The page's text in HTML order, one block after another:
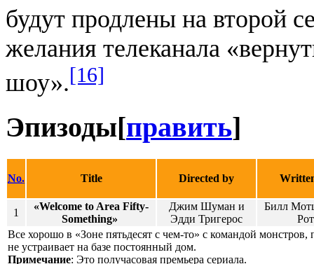
будут продлены на второй
желания телеканала
шоу».[16]
Эпизоды[править]
No. Title Directed by
1
«Welcome to Area Fifty-
Something»
Джим Шуман и
Эдди Тригерос
Билл
Рот
Все хорошо в «Зоне пятьдесят с чем-то» с командой
не устраивает на базе постоянный дом.
Примечание: Это получасовая премьера сериала.